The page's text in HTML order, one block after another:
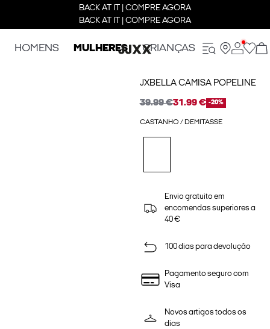
BACK AT IT | COMPRE AGORA
BACK AT IT | COMPRE AGORA
HOMENS MULHERES CRIANÇAS
JXBELLA CAMISA POPELINE
39.99 €31.99 € -20%
CASTANHO / DEMITASSE
Envio gratuito em
encomendas superiores a
40 €
100 dias para devolução
Pagamento seguro com
Visa
Novos artigos todos os
dias